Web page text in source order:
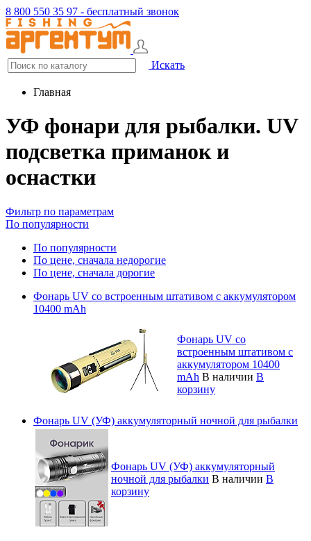
8 800 550 35 97 - бесплатный звонок
Искать
Главная
УФ фонари для рыбалки. UV
подсветка приманок и
оснастки
Фильтр по параметрам
По популярности
По популярности
По цене, сначала недорогие
По цене, сначала дорогие
Фонарь UV со встроенным штативом с аккумулятором
10400 mAh
Фонарь UV со
встроенным штативом с
аккумулятором 10400
mAh В наличии В
корзину
Фонарь UV (УФ) аккумуляторный ночной для рыбалки
Фонарь UV (УФ) аккумуляторный
ночной для рыбалки В наличии В
корзину